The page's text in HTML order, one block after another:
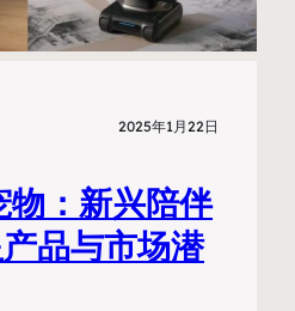
2025年1月22日
：新兴陪伴
品与市场潜